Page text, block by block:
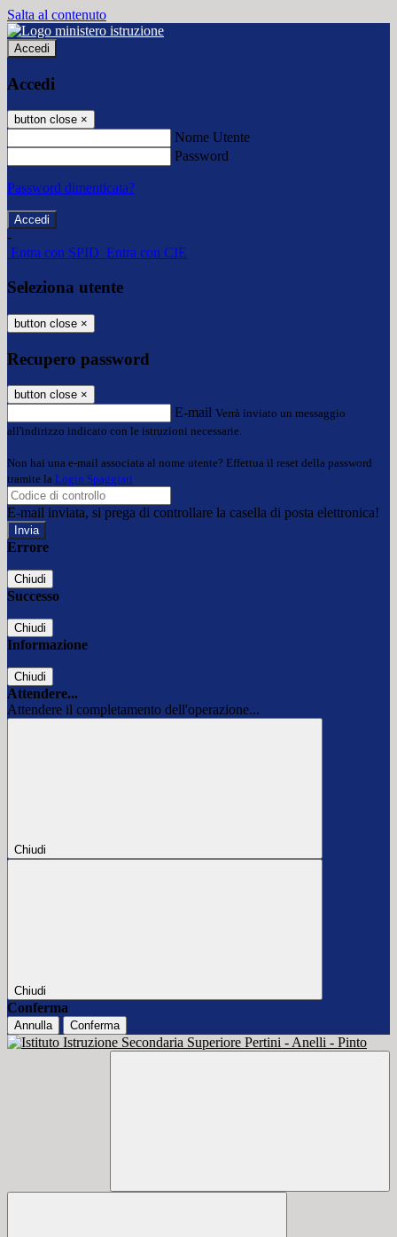
Salta al contenuto
Accedi
Accedi
button close ×
Nome Utente
Password
Password dimenticata?
-
Entra con SPID Entra con CIE
Seleziona utente
button close ×
Recupero password
button close ×
E-mail Verrà inviato un messaggio
all'indirizzo indicato con le istruzioni necessarie.
Non hai una e-mail associata al nome utente? Effettua il reset della password
tramite la Login Spaggiari
E-mail inviata, si prega di controllare la casella di posta elettronica!
Errore
Chiudi
Successo
Chiudi
Informazione
Chiudi
Attendere...
Attendere il completamento dell'operazione...
Chiudi
Chiudi
Conferma
Annulla Conferma